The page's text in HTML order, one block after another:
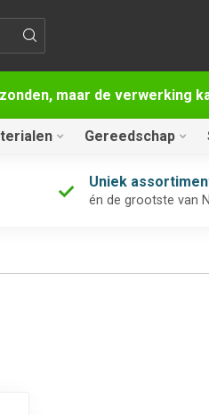
maar de verwerking
Gereedschap
Uniek
én de grootste van